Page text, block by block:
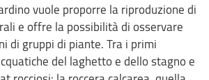
vuole proporre la riproduzione di
e offre la possibilità di osservare
di gruppi di piante. Tra i primi
del laghetto e dello stagno e